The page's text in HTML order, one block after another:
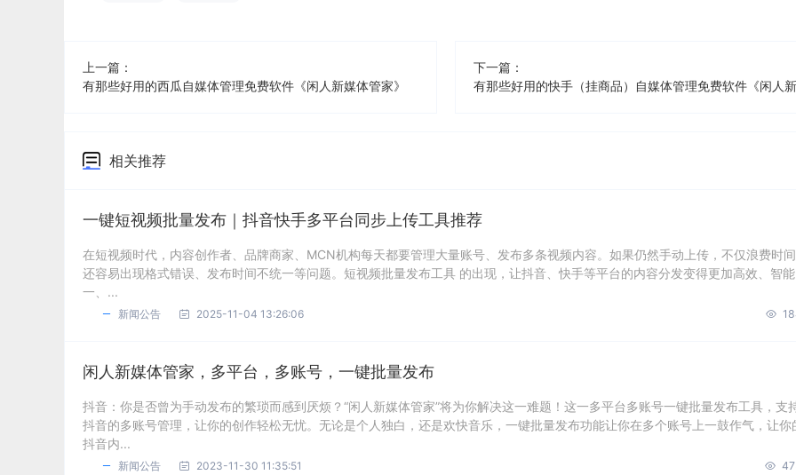
上一篇：
有那些好用的西瓜自媒体管理免费软件《闲人新媒体管家》
下一篇：
相关推荐
一键短视频批量发布｜抖音快手多平台同步上传工具推荐
在短视频时代，内容创作者、品牌商家、MCN机构每天都要管理大量账号、发布多条视频内容。如果仍然手动上传，不仅浪费时间
还容易出现格式错误、发布时间不统一等问题。短视频批量发布工具 的出现，让抖音、快手等平台的内容分发变得更加高效、智能
一、...
新闻公告 2025-11-04 13:26:06
闲人新媒体管家，多平台，多账号，一键批量发布
抖音：你是否曾为手动发布的繁琐而感到厌烦？“闲人新媒体管家”将为你解决这一难题！这一多平台多账号一键批量发布工具，支
抖音的多账号管理，让你的创作轻松无忧。无论是个人独白，还是欢快音乐，一键批量发布功能让你在多个账号上一鼓作气，让你
抖音内...
新闻公告 2023-11-30 11:35:51